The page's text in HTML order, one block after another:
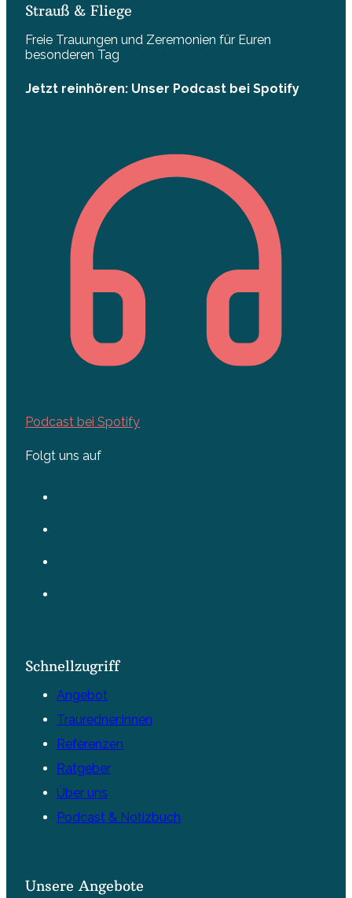
Strauß & Fliege
Freie Trauungen und Zeremonien für Euren
besonderen Tag
Jetzt reinhören: Unser Podcast bei Spotify
Podcast bei Spotify
Folgt uns auf
Schnellzugriff
Angebot
Trauredner:innen
Referenzen
Ratgeber
Über uns
Podcast & Notizbuch
Unsere Angebote